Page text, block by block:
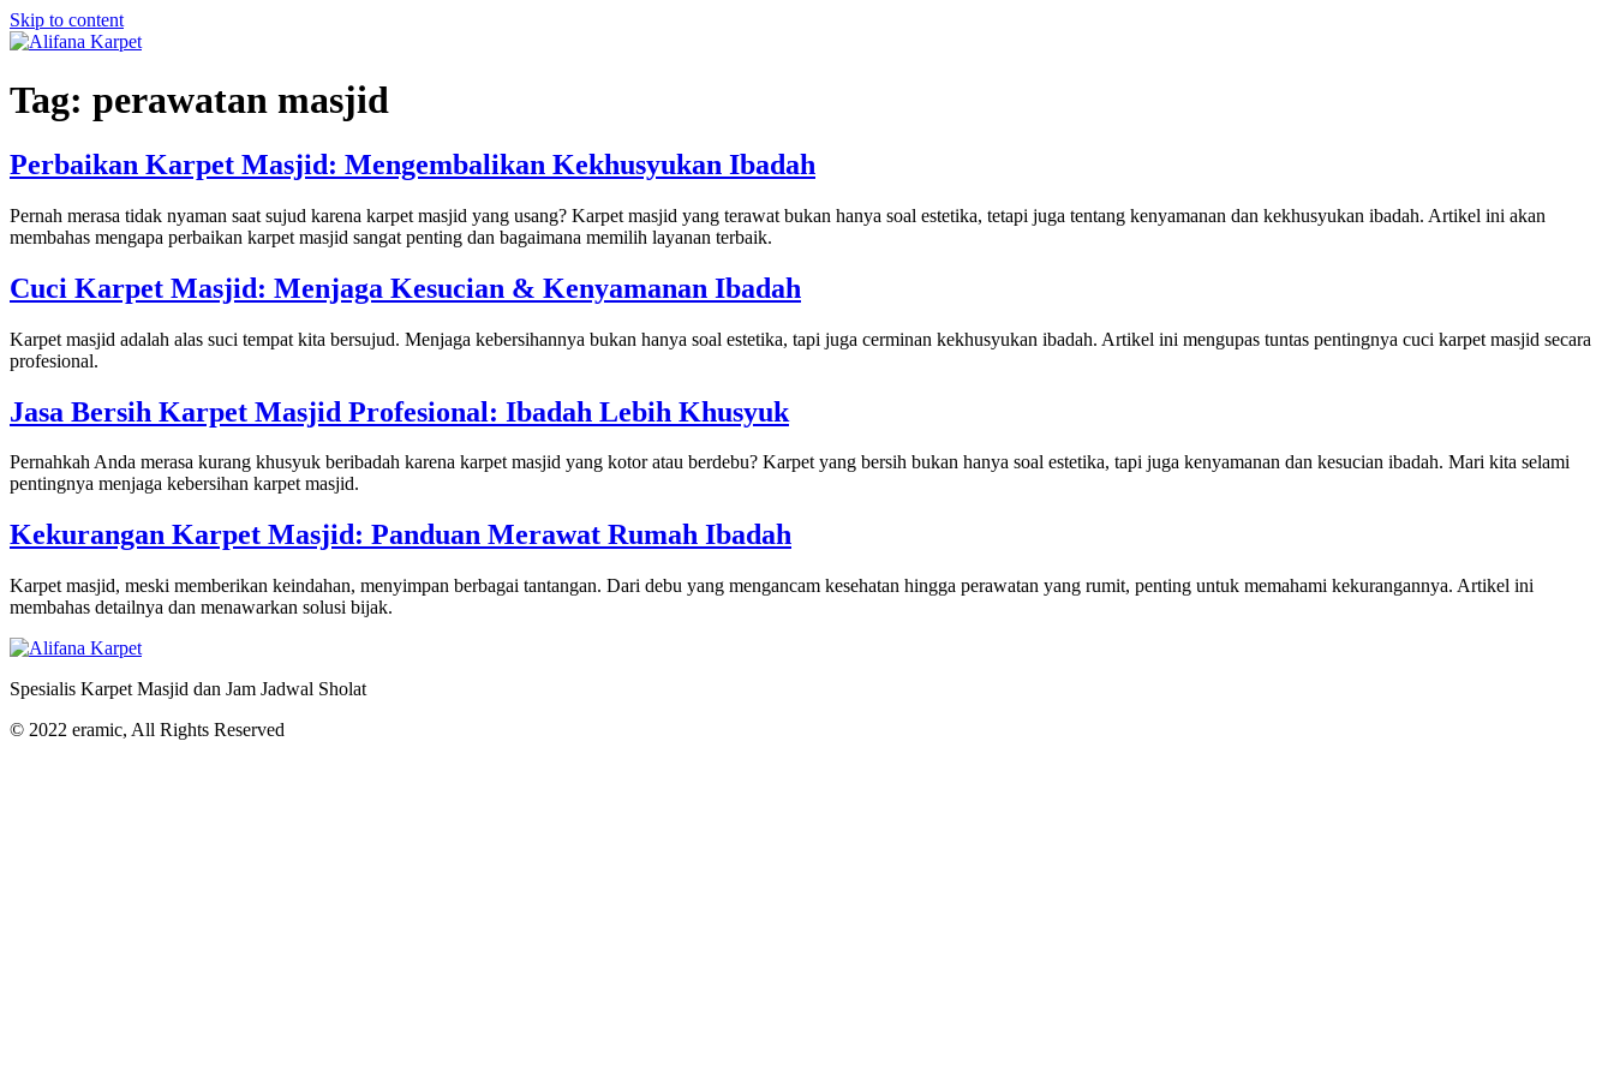
Skip to content
Tag: perawatan masjid
Perbaikan Karpet Masjid: Mengembalikan Kekhusyukan Ibadah
Pernah merasa tidak nyaman saat sujud karena karpet masjid yang usang? Karpet masjid yang terawat bukan hanya soal estetika, tetapi juga tentang kenyamanan dan kekhusyukan ibadah. Artikel ini akan
membahas mengapa perbaikan karpet masjid sangat penting dan bagaimana memilih layanan terbaik.
Cuci Karpet Masjid: Menjaga Kesucian & Kenyamanan Ibadah
Karpet masjid adalah alas suci tempat kita bersujud. Menjaga kebersihannya bukan hanya soal estetika, tapi juga cerminan kekhusyukan ibadah. Artikel ini mengupas tuntas pentingnya cuci karpet masjid secara
profesional.
Jasa Bersih Karpet Masjid Profesional: Ibadah Lebih Khusyuk
Pernahkah Anda merasa kurang khusyuk beribadah karena karpet masjid yang kotor atau berdebu? Karpet yang bersih bukan hanya soal estetika, tapi juga kenyamanan dan kesucian ibadah. Mari kita selami
pentingnya menjaga kebersihan karpet masjid.
Kekurangan Karpet Masjid: Panduan Merawat Rumah Ibadah
Karpet masjid, meski memberikan keindahan, menyimpan berbagai tantangan. Dari debu yang mengancam kesehatan hingga perawatan yang rumit, penting untuk memahami kekurangannya. Artikel ini
membahas detailnya dan menawarkan solusi bijak.
Spesialis Karpet Masjid dan Jam Jadwal Sholat
© 2022 eramic, All Rights Reserved